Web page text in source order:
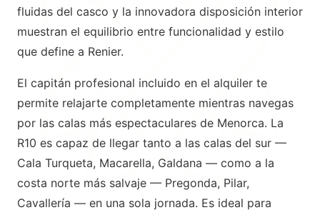
fluidas del casco y la innovadora disposición interior
muestran el equilibrio entre funcionalidad y estilo
que define a Renier.
El capitán profesional incluido en el alquiler te
permite relajarte completamente mientras navegas
por las calas más espectaculares de Menorca. La
R10 es capaz de llegar tanto a las calas del sur —
Cala Turqueta, Macarella, Galdana — como a la
costa norte más salvaje — Pregonda, Pilar,
Cavallería — en una sola jornada. Es ideal para